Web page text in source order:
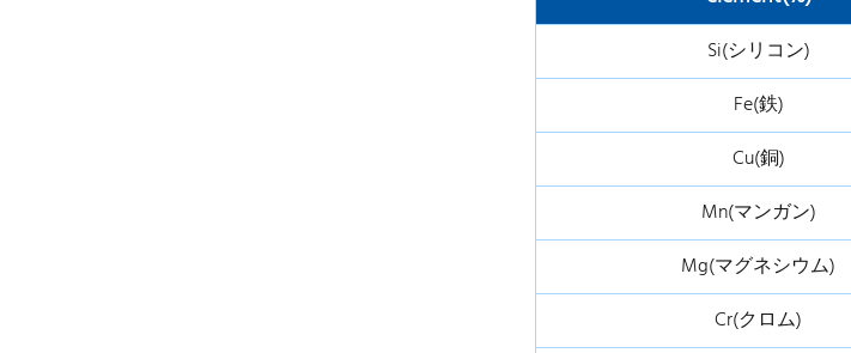
Si(シリコン)
Fe(鉄)
Cu(銅)
Mn(マンガン)
Mg(マグネシウム)
Cr(クロム)